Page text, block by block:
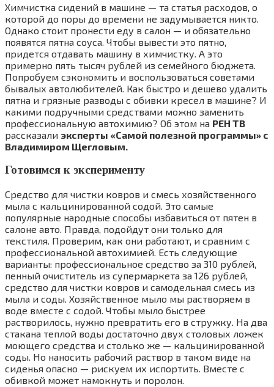
Химчистка сидений в машине — та статья расходов, о
которой до поры до времени не задумывается никто.
Однако стоит пронести еду в салон — и обязательно
появятся пятна соуса. Чтобы вывести это пятно,
придется отдавать машину в химчистку. А это
примерно пять тысяч рублей из семейного бюджета.
Попробуем сэкономить и воспользоваться советами
бывалых автолюбителей. Как быстро и дешево удалить
пятна и грязные разводы с обивки кресел в машине? И
какими подручными средствами можно заменить
профессиональную автохимию? Об этом на РЕН ТВ
рассказали эксперты «Самой полезной программы» с
Владимиром Щегловым.
Готовимся к эксперименту
Средство для чистки ковров и смесь хозяйственного
мыла с кальцинированной содой. Это самые
популярные народные способы избавиться от пятен в
салоне авто. Правда, подойдут они только для
текстиля. Проверим, как они работают, и сравним с
профессиональной автохимией. Есть следующие
варианты: профессиональное средство за 310 рублей,
пенный очиститель из супермаркета за 126 рублей,
средство для чистки ковров и самодельная смесь из
мыла и соды. Хозяйственное мыло мы растворяем в
воде вместе с содой. Чтобы мыло быстрее
растворилось, нужно превратить его в стружку. На два
стакана теплой воды достаточно двух столовых ложек
моющего средства и столько же — кальцинированной
соды. Но наносить рабочий раствор в таком виде на
сиденья опасно — рискуем их испортить. Вместе с
обивкой может намокнуть и поролон.